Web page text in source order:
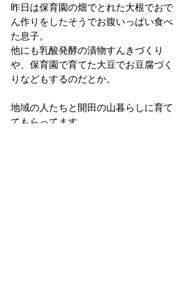
昨日は保育園の畑でとれた大根でおで
ん作りをしたそうでお腹いっぱい食べ
た息子。
他にも乳酸発酵の漬物すんきづくり
や、保育園で育てた大豆でお豆腐づく
りなどもするのだとか。
地域の人たちと開田の山暮らしに育て
てもらってます。